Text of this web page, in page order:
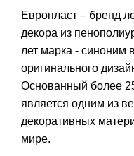
Европласт – бренд
декора из
лет марка - синоним
оригинального
Основанный более
является одним из
декоративных
мире.